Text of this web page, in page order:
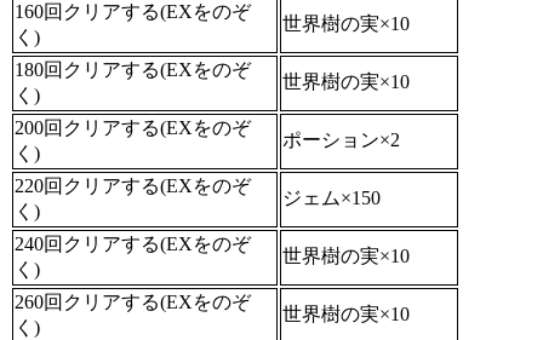
160回クリアする(EXをのぞ
く)
世界樹の実×10
180回クリアする(EXをのぞ
く)
世界樹の実×10
200回クリアする(EXをのぞ
く)
ポーション×2
220回クリアする(EXをのぞ
く)
ジェム×150
240回クリアする(EXをのぞ
く)
世界樹の実×10
260回クリアする(EXをのぞ
く)
世界樹の実×10